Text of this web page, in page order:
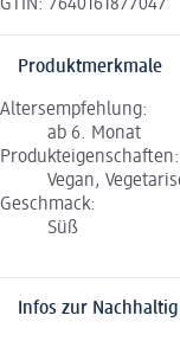
GTIN: 7640161877047
Produktmerkmale
Altersempfehlung:
ab 6. Monat
Produkteigenschaften:
Vegan,
Geschmack:
Süß
Infos zur